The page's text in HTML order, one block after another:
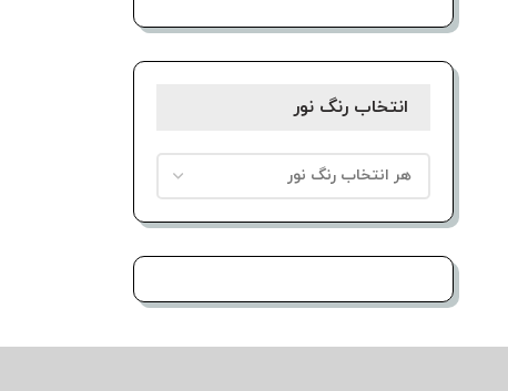
انتخاب رنگ نور
هر انتخاب رنگ نور